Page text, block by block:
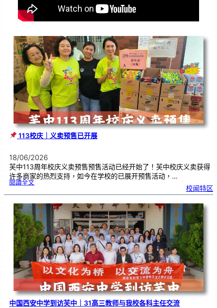
113校庆｜义卖预售已开展
18/06/2026
芙中113周年校庆义卖预售预售活动已经开始了！芙中校庆义卖获得
许多商家的热烈支持，如今在学校的已展开预售活动，…
閱讀全文:
1
校
庆
｜
义
卖
预
售
已
开
展
校闻特区
中国西安中学到访芙中｜31高三教师与我校各科主任交流